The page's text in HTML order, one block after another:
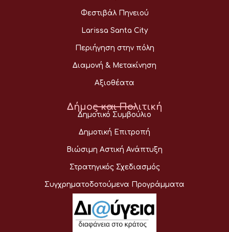
Φεστιβάλ Πηνειού
Larissa Santa City
Περιήγηση στην πόλη
Διαμονή & Μετακίνηση
Αξιοθέατα
Δήμος και Πολιτική
Δημοτικό Συμβούλιο
Δημοτική Επιτροπή
Βιώσιμη Αστική Ανάπτυξη
Στρατηγικός Σχεδιασμός
Συγχρηματοδοτούμενα Προγράμματα